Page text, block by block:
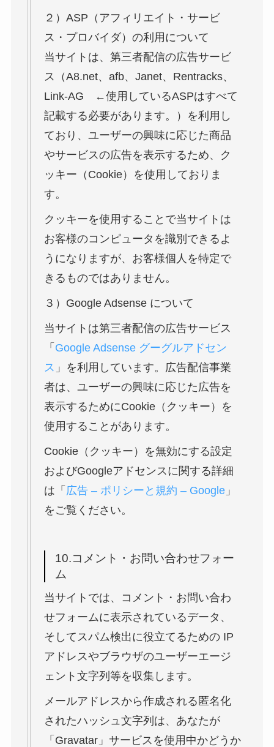
２）ASP（アフィリエイト・サービ
ス・プロバイダ）の利用について
当サイトは、第三者配信の広告サービ
ス（A8.net、afb、Janet、Rentracks、
Link-AG
←使用しているASPはすべて
記載する必要があります。
）を利用し
ており、ユーザーの興味に応じた商品
やサービスの広告を表示するため、ク
ッキー（Cookie）を使用しておりま
す。
クッキーを使用することで当サイトは
お客様のコンピュータを識別できるよ
うになりますが、お客様個人を特定で
きるものではありません。
３）Google Adsense について
当サイトは第三者配信の広告サービス
「 Google Adsense グーグルアドセン
ス 」を利用しています。広告配信事業
者は、ユーザーの興味に応じた広告を
表示するためにCookie（クッキー）を
使用することがあります。
Cookie（クッキー）を無効にする設定
およびGoogleアドセンスに関する詳細
は「 広告 – ポリシーと規約 – Google」
をご覧ください。
10.コメント・お問い合わせフォー
ム
当サイトでは、コメント・お問い合わ
せフォームに表示されているデータ、
そしてスパム検出に役立てるための IP
アドレスやブラウザのユーザーエージ
ェント文字列等を収集します。
メールアドレスから作成される匿名化
されたハッシュ文字列は、あなたが
「Gravatar」サービスを使用中かどうか